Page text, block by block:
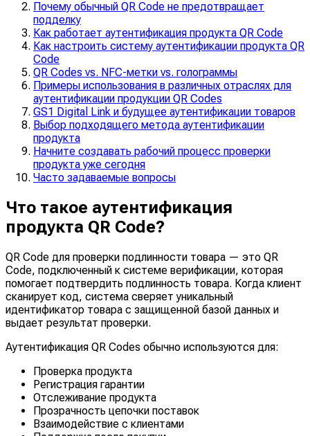
Почему обычный QR Code не предотвращает
подделку
Как работает аутентификация продукта QR Code
Как настроить систему аутентификации продукта QR
Code
QR Codes vs. NFC-метки vs. голограммы
Примеры использования в различных отраслях для
аутентификации продукции QR Codes
GS1 Digital Link и будущее аутентификации товаров
Выбор подходящего метода аутентификации
продукта
Начните создавать рабочий процесс проверки
продукта уже сегодня
Часто задаваемые вопросы
Что такое аутентификация
продукта QR Code?
QR Code для проверки подлинности товара — это QR
Code, подключенный к системе верификации, которая
помогает подтвердить подлинность товара. Когда клиент
сканирует код, система сверяет уникальный
идентификатор товара с защищенной базой данных и
выдает результат проверки.
Аутентификация QR Codes обычно используются для:
Проверка продукта
Регистрация гарантии
Отслеживание продукта
Прозрачность цепочки поставок
Взаимодействие с клиентами